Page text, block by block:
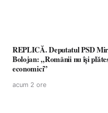
REPLICĂ. Deputatul PSD
Bolojan: „Românii nu își
economici”
acum 2 ore